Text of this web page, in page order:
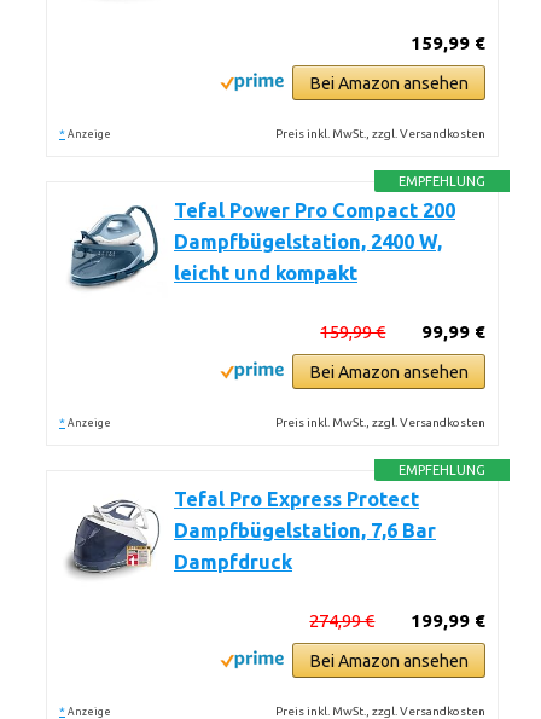
159,99 €
Bei Amazon ansehen
* Anzeige Preis inkl. MwSt., zzgl. Versandkosten
EMPFEHLUNG
Tefal Power Pro Compact 200
Dampfbügelstation, 2400 W,
leicht und kompakt
99,99 €
159,99 €
Bei Amazon ansehen
* Anzeige Preis inkl. MwSt., zzgl. Versandkosten
EMPFEHLUNG
Tefal Pro Express Protect
Dampfbügelstation, 7,6 Bar
Dampfdruck
199,99 €
274,99 €
Bei Amazon ansehen
* Anzeige Preis inkl. MwSt., zzgl. Versandkosten